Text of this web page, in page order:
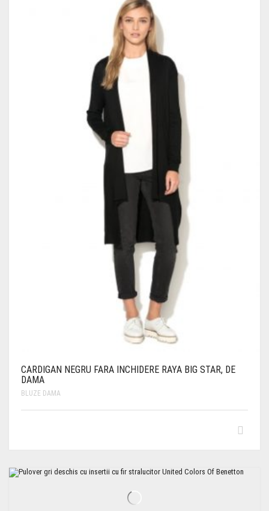
CARDIGAN NEGRU FARA INCHIDERE RAYA BIG STAR, DE
DAMA
BLUZE DAMA